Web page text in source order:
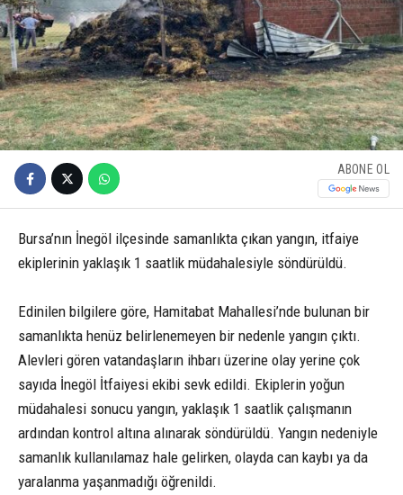
ABONE OL
Bursa’nın İnegöl ilçesinde samanlıkta çıkan yangın, itfaiye
ekiplerinin yaklaşık 1 saatlik müdahalesiyle söndürüldü.
Edinilen bilgilere göre, Hamitabat Mahallesi’nde bulunan bir
samanlıkta henüz belirlenemeyen bir nedenle yangın çıktı.
Alevleri gören vatandaşların ihbarı üzerine olay yerine çok
sayıda İnegöl İtfaiyesi ekibi sevk edildi. Ekiplerin yoğun
müdahalesi sonucu yangın, yaklaşık 1 saatlik çalışmanın
ardından kontrol altına alınarak söndürüldü. Yangın nedeniyle
samanlık kullanılamaz hale gelirken, olayda can kaybı ya da
yaralanma yaşanmadığı öğrenildi.